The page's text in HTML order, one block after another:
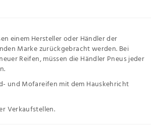
einem Hersteller oder Händler der
Marke zurückgebracht werden. Bei
Reifen, müssen die Händler Pneus jeder
und Mofareifen mit dem Hauskehricht
Verkaufstellen.